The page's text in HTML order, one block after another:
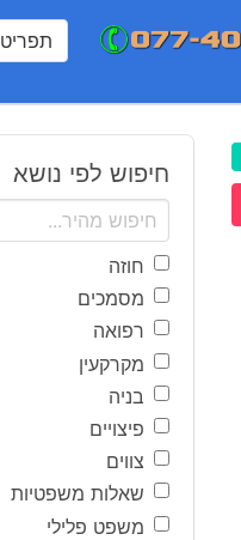
תפריט
חיפוש לפי נושא
חוזה
מסמכים
רפואה
מקרקעין
בניה
פיצויים
צווים
שאלות משפטיות
משפט פלילי